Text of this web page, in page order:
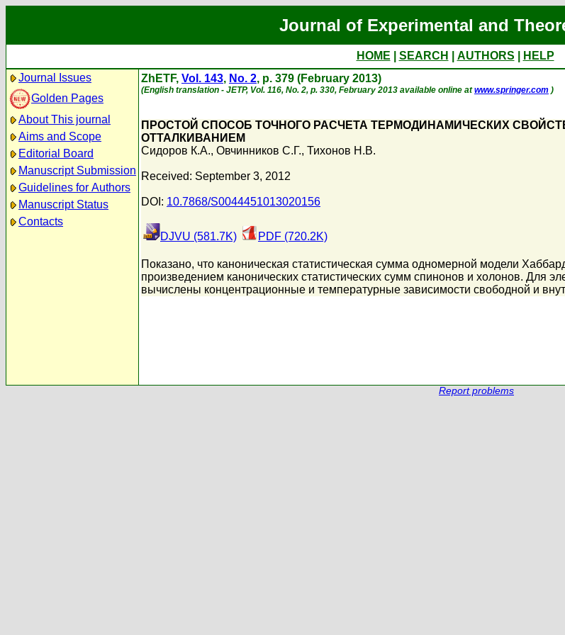
Journal of Experimental and
HOME SEARCH AUTHORS
HELP
Journal Issues
Golden Pages
About This journal
Aims and Scope
Editorial Board
Manuscript Submission
Guidelines for Authors
Manuscript Status
Contacts
ZhETF, Vol. 143, No. 2, p. 379 (February 2013)
(English translation - JETP, Vol. 116, No. 2, p. 330, February 2013 available online atwww.springer.com )
ПРОСТОЙ СПОСОБ ТОЧНОГО РАСЧЕТА ТЕРМОДИНАМИЧЕСКИХ
ОТТАЛКИВАНИЕМ
Сидоров К.А., Овчинников С.Г., Тихонов Н.В.
Received: September 3, 2012
DOI: 10.7868/S0044451013020156
DJVU (581.7K) PDF (720.2K)
Показано, что каноническая статистическая сумма одномерной модели
произведением канонических статистических сумм спинонов и холонов. Для
вычислены концентрационные и температурные зависимости свободной и
Report problems